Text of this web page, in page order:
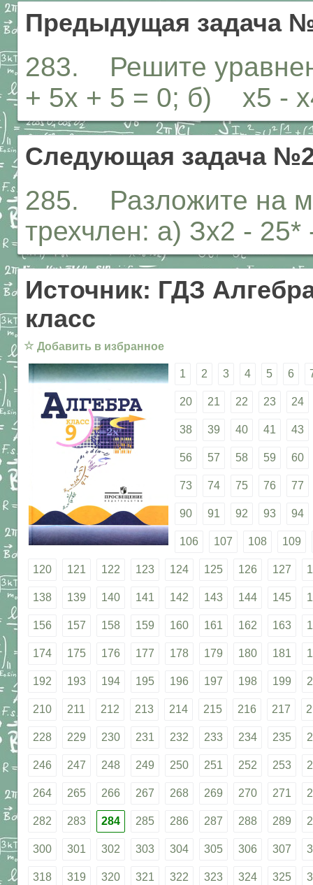
Предыдущая задача
283. Решите
+ 5х + 5 = 0; б) х5 -
Следующая задача
285. Разложите на
трехчлен: а) Зх2 -
Источник: ГДЗ
класс
☆ Добавить в избранное
1 2 3 4 5 6
20 21 22 23 24
38 39 40 41 43
56 57 58 59 60
73 74 75 76 77
90 91 92 93 94
106 107 108 109
120 121 122 123 124 125 126 127
138 139 140 141 142 143 144 145
156 157 158 159 160 161 162 163
174 175 176 177 178 179 180 181
192 193 194 195 196 197 198 199
210 211 212 213 214 215 216 217
228 229 230 231 232 233 234 235
246 247 248 249 250 251 252 253
264 265 266 267 268 269 270 271
282 283 284 285 286 287 288 289
300 301 302 303 304 305 306 307
318 319 320 321 322 323 324 325